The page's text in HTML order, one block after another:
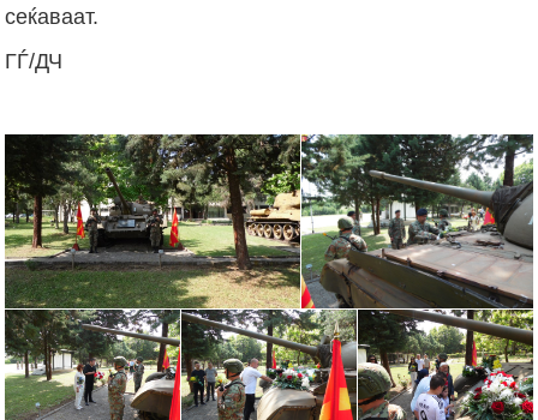
сеќаваат.
ГЃ/ДЧ